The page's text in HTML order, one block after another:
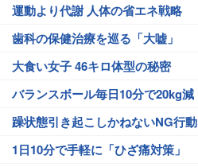
運動より代謝 人体の省エネ戦略
歯科の保健治療を巡る「大嘘」
大食い女子 46キロ体型の秘密
バランスボール毎日10分で20kg減
躁状態引き起こしかねないNG行動
1日10分で手軽に「ひざ痛対策」